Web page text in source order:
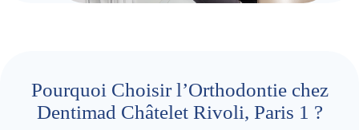
Pourquoi Choisir l’Orthodontie chez
Dentimad Châtelet Rivoli, Paris 1 ?